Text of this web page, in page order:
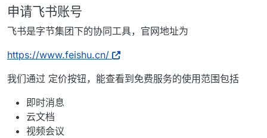
申请飞书账号
飞书是字节集团下的协同工具，官网地址为
https://www.feishu.cn/
我们通过 定价按钮，能查看到免费服务的使用范围包括
即时消息
云文档
视频会议